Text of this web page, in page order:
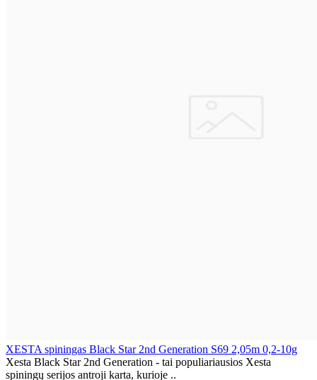
XESTA spiningas Black Star 2nd Generation S69 2,05m 0,2-10g
Xesta Black Star 2nd Generation - tai populiariausios Xesta
spiningų serijos antroji karta, kurioje ..